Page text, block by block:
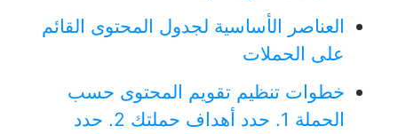
العناصر الأساسية لجدول المحتوى القائم
على الحملات
خطوات تنظيم تقويم المحتوى حسب
الحملة 1. حدد أهداف حملتك
2. حدد